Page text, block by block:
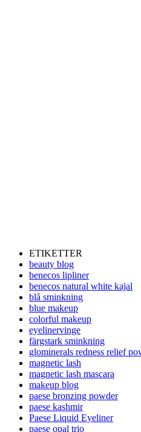
ETIKETTER
beauty blog
benecos lipliner
benecos natural white kajal
blå sminkning
blue makeup
colorful makeup
eyelinervinge
färgstark sminkning
glominerals redness relief
magnetic lash
magnetic lash mascara
makeup blog
paese bronzing powder
paese kashmir
Paese Liquid Eyeliner
paese opal trio